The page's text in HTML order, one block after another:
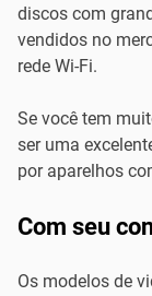
discos com
vendidos no
rede Wi-Fi.
Se você tem
ser uma
por aparelhos
Com seu
Os modelos de